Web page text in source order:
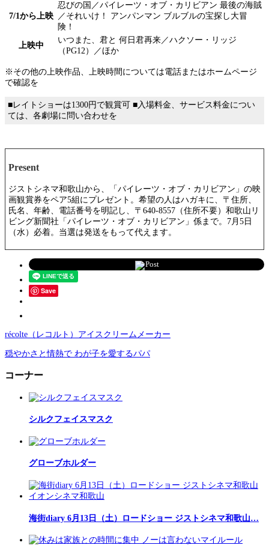
7/1から上映
忍びの国／パイレーツ・オブ・カリビアン 最後の海賊
／それいけ！ アンパンマン ブルブルの宝探し大冒
険！
上映中
いつまた、君と 何日君再来／ハクソー・リッジ
（PG12）／ほか
※その他の上映作品、上映時間については電話またはホームページ
で確認を
■レイトショーは1300円で観賞可 ■入場料金、サービス料金につい
ては、各劇場に問い合わせを
Present
ジストシネマ和歌山から、「パイレーツ・オブ・カリビアン」の映
画観賞券をペア5組にプレゼント。希望の人はハガキに、〒住所、
氏名、年齢、電話番号を明記し、〒640-8557（住所不要）和歌山リ
ビング新聞社「パイレーツ・オブ・カリビアン」係まで。7月5日
（水）必着。当選は発送をもって代えます。
Post
Save
récolte（レコルト）アイスクリームメーカー
穏やかさと情熱で わが子を愛するパパ
コーナー
シルクフェイスマスク
グローブホルダー
海街diary 6月13日（土）ロードショー ジストシネマ和歌山…